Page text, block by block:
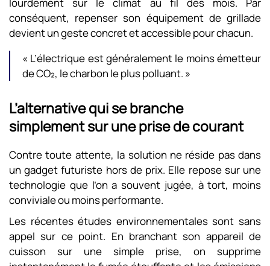
conséquent, repenser son équipement de grillade
devient un geste concret et accessible pour chacun.
« L’électrique est généralement le moins émetteur
de CO₂, le charbon le plus polluant. »
L’alternative qui se branche
simplement sur une prise de courant
Contre toute attente, la solution ne réside pas dans
un gadget futuriste hors de prix. Elle repose sur une
technologie que l’on a souvent jugée, à tort, moins
conviviale ou moins performante.
Les récentes études environnementales sont sans
appel sur ce point. En branchant son appareil de
cuisson sur une simple prise, on supprime